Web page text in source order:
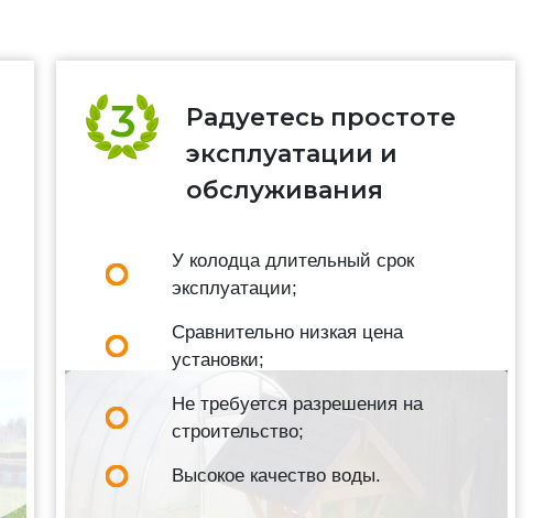
Радуетесь простоте
эксплуатации и
обслуживания
У колодца длительный срок
эксплуатации;
Сравнительно низкая цена
установки;
Не требуется разрешения на
строительство;
Высокое качество воды.